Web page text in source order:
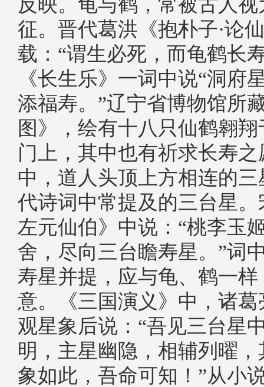
征。晋代葛洪《抱朴子·论
载：“谓生必死，而龟鹤长
《长生乐》一词中说“洞府
添福寿。”辽宁省博物馆所
图》，绘有十八只仙鹤翱
门上，其中也有祈求长
中，道人头顶上方相连的
代诗词中常提及的三台星。
左元仙伯》中说：“桃李玉
舍，尽向三台瞻寿星。”词
寿星并提，应与龟、鹤一
意。《三国演义》中，诸
观星象后说：“吾见三台星
明，主星幽隐，相辅列曜
象如此，吾命可知！”从小